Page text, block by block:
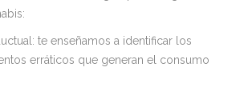
te enseñamos a identificar los
erráticos que generan el consumo